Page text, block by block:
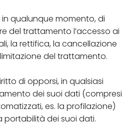
in qualunque momento, di
del trattamento l’accesso ai
la rettifica, la cancellazione
del trattamento.
di opporsi, in qualsiasi
dei suoi dati (compresi
es. la profilazione)
portabilità dei suoi dati.